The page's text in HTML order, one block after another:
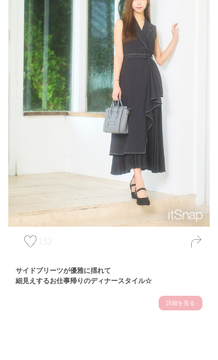
152
サイドプリーツが優雅に揺れて
細見えするお仕事帰りのディナースタイル☆
詳細を見る